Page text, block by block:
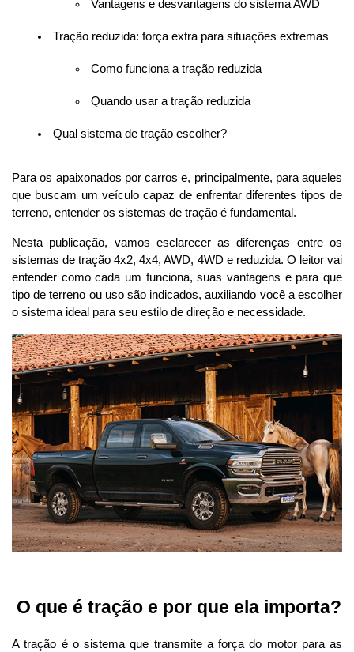
Vantagens e desvantagens do sistema AWD
Tração reduzida: força extra para situações extremas
Como funciona a tração reduzida
Quando usar a tração reduzida
Qual sistema de tração escolher?
Para os apaixonados por carros e, principalmente, para aqueles
que buscam um veículo capaz de enfrentar diferentes tipos de
terreno, entender os sistemas de tração é fundamental.
Nesta publicação, vamos esclarecer as diferenças entre os
sistemas de tração 4x2, 4x4, AWD, 4WD e reduzida. O leitor vai
entender como cada um funciona, suas vantagens e para que
tipo de terreno ou uso são indicados, auxiliando você a escolher
o sistema ideal para seu estilo de direção e necessidade.
O que é tração e por que ela importa?
A tração é o sistema que transmite a força do motor para as